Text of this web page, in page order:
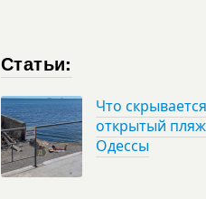
Статьи:
Что
открытый
Одессы